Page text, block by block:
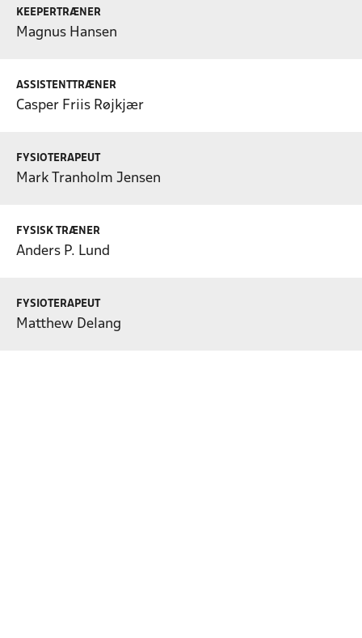
KEEPERTRÆNER
Magnus Hansen
ASSISTENTTRÆNER
Casper Friis Røjkjær
FYSIOTERAPEUT
Mark Tranholm Jensen
FYSISK TRÆNER
Anders P. Lund
FYSIOTERAPEUT
Matthew Delang